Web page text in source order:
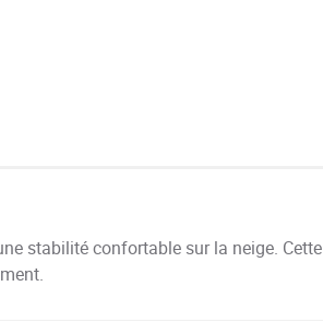
stabilité confortable sur la neige. Cette